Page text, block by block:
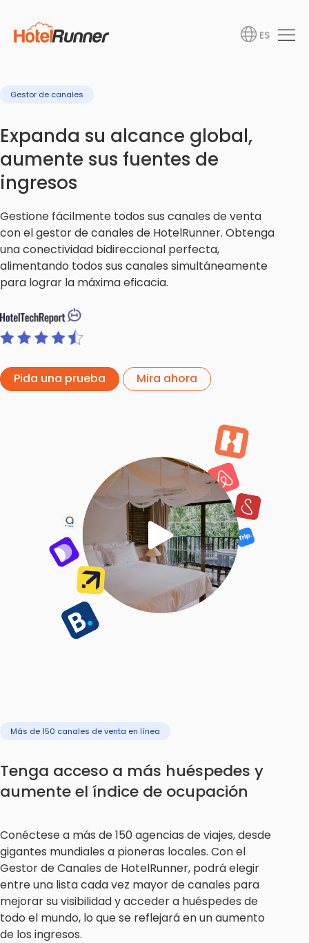
ES
Gestor de canales
Expanda su alcance global,
aumente sus fuentes de
ingresos
Gestione fácilmente todos sus canales de venta
con el gestor de canales de HotelRunner. Obtenga
una conectividad bidireccional perfecta,
alimentando todos sus canales simultáneamente
para lograr la máxima eficacia.
Pida una prueba Mira ahora
Más de 150 canales de venta en línea
Tenga acceso a más huéspedes y
aumente el índice de ocupación
Conéctese a más de 150 agencias de viajes, desde
gigantes mundiales a pioneras locales. Con el
Gestor de Canales de HotelRunner, podrá elegir
entre una lista cada vez mayor de canales para
mejorar su visibilidad y acceder a huéspedes de
todo el mundo, lo que se reflejará en un aumento
de los ingresos.